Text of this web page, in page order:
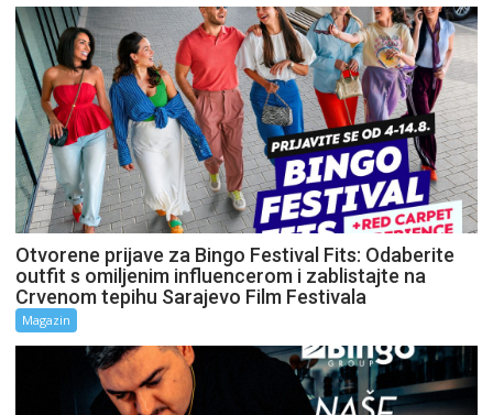
Otvorene prijave za Bingo Festival Fits: Odaberite
outfit s omiljenim influencerom i zablistajte na
Crvenom tepihu Sarajevo Film Festivala
Magazin